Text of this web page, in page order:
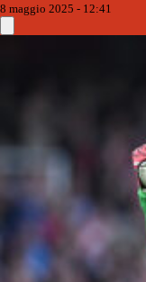
8 maggio 2025 - 12:41